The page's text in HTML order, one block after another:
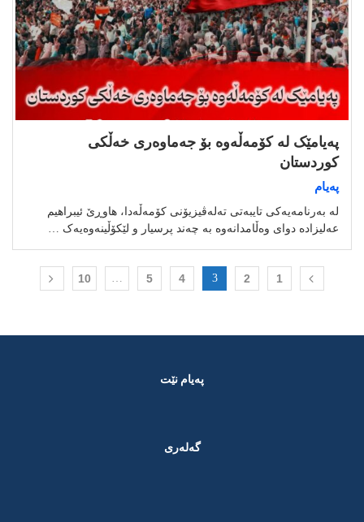
پەیامێک لە کۆمەڵەوە بۆ جەماوەری خەڵکی
کوردستان
پەیام
لە بەرنامەیەکی تایبەتی تەلەڤیزیۆنی کۆمەڵەدا، هاوڕێ ئیبراهیم
عەلیزادە دوای وەڵامدانەوە بە چەند پرسیار و لێکۆڵینەوەیەک …
1
2
3
4
5
10
پەیام نێت
گەلەری